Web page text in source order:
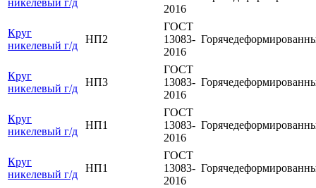
никелевый г/д
2016
Круг
никелевый г/д
НП2
ГОСТ
13083-
2016
Круг
никелевый г/д
НП3
ГОСТ
13083-
2016
Круг
никелевый г/д
НП1
ГОСТ
13083-
2016
Круг
никелевый г/д
НП1
ГОСТ
13083-
2016